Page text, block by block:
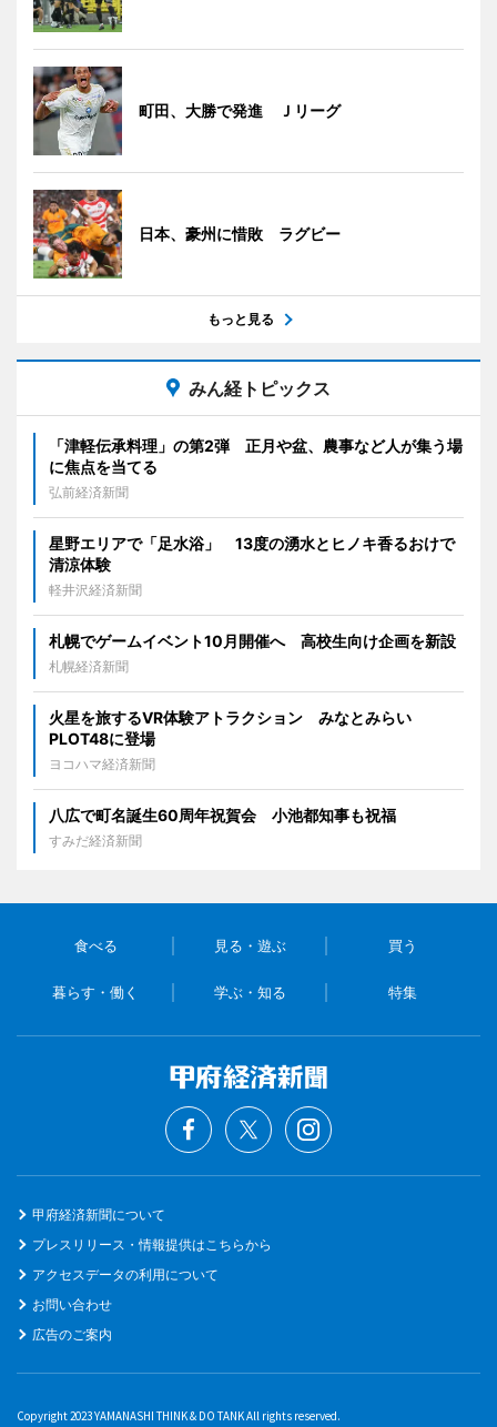
町田、大勝で発進 Ｊリーグ
日本、豪州に惜敗 ラグビー
もっと見る
みん経トピックス
「津軽伝承料理」の第2弾 正月や盆、農事など人が集う場
に焦点を当てる
弘前経済新聞
星野エリアで「足水浴」 13度の湧水とヒノキ香るおけで
清涼体験
軽井沢経済新聞
札幌でゲームイベント10月開催へ 高校生向け企画を新設
札幌経済新聞
火星を旅するVR体験アトラクション みなとみらい
PLOT48に登場
ヨコハマ経済新聞
八広で町名誕生60周年祝賀会 小池都知事も祝福
すみだ経済新聞
食べる 見る・遊ぶ 買う
暮らす・働く 学ぶ・知る 特集
甲府経済新聞について
プレスリリース・情報提供はこちらから
アクセスデータの利用について
お問い合わせ
広告のご案内
Copyright 2023 YAMANASHI THINK & DO TANK All rights reserved.